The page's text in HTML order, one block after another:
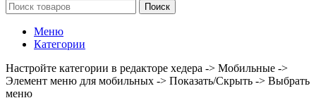
Поиск
Меню
Категории
Настройте категории в редакторе хедера -> Мобильные ->
Элемент меню для мобильных -> Показать/Скрыть -> Выбрать
меню